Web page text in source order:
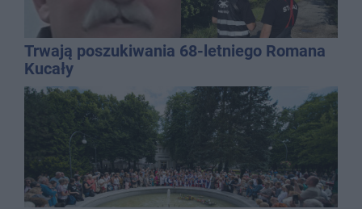
Trwają poszukiwania 68-letniego Romana
Kucały